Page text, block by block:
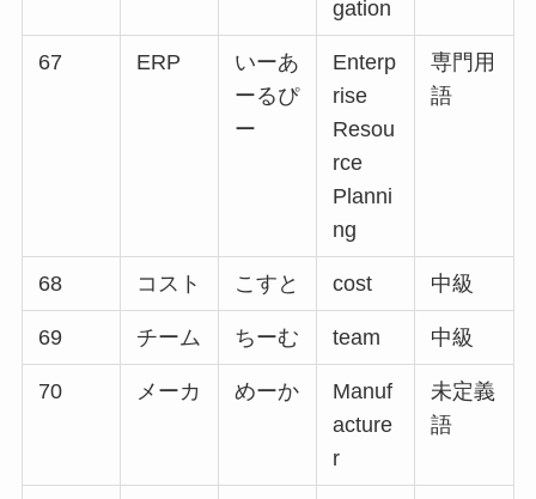
gation
67 ERP
いーあ
ーるぴ
ー
Enterp
rise
Resou
rce
Planni
ng
専門用
語
68 コスト こすと cost 中級
69 チーム ちーむ team 中級
70 メーカ めーか
Manuf
acture
r
未定義
語